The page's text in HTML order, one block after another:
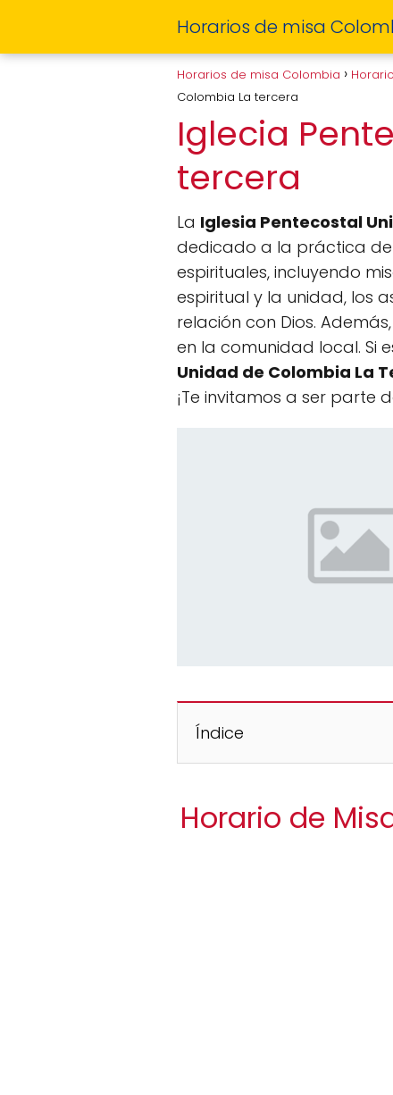
Horarios de misa
Horarios de misa Colombia
Colombia La tercera
Iglecia
tercera
La Iglesia Pentecostal
dedicado a la práctica de
espirituales, incluyendo
espiritual y la unidad, los
relación con Dios.
en la comunidad local. Si
Unidad de Colombia La
¡Te invitamos a ser parte
Índice
Horario de